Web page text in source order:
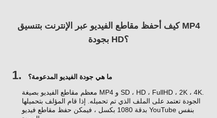
كيف أحفظ مقاطع الفيديو عبر الإنترنت بتنسيق MP4
بجودة HD؟
1.
ما هي جودة الفيديو المدعومة؟
معظم مقاطع الفيديو بصيغة MP4 و SD ، HD ، FullHD ، 2K ، 4K.
الجودة تعتمد على الملف الذي تم تحميله. إذا قام المؤلف بتحميلها
بدقة 1080 بكسل ، فيمكن حفظ مقاطع فيديو YouTube بنفس